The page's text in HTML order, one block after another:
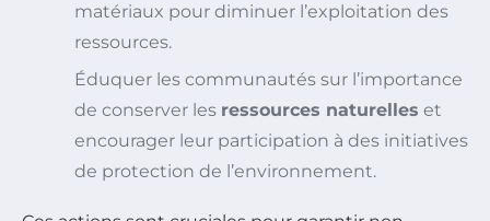
matériaux pour diminuer l’exploitation des
ressources.
Éduquer les communautés sur l’importance
de conserver les ressources naturelles et
encourager leur participation à des initiatives
de protection de l’environnement.